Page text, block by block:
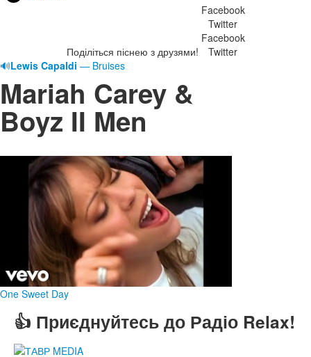
Поділіться піснею з друзями!
Facebook
Twitter
Facebook
Twitter
🔊Lewis Capaldi — Bruises
Mariah Carey &
Boyz II Men
One Sweet Day
👍 Приєднуйтесь до Радіо Relax!